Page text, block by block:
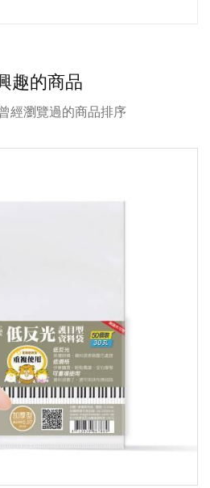
趣的商品
經瀏覽過的商品排序